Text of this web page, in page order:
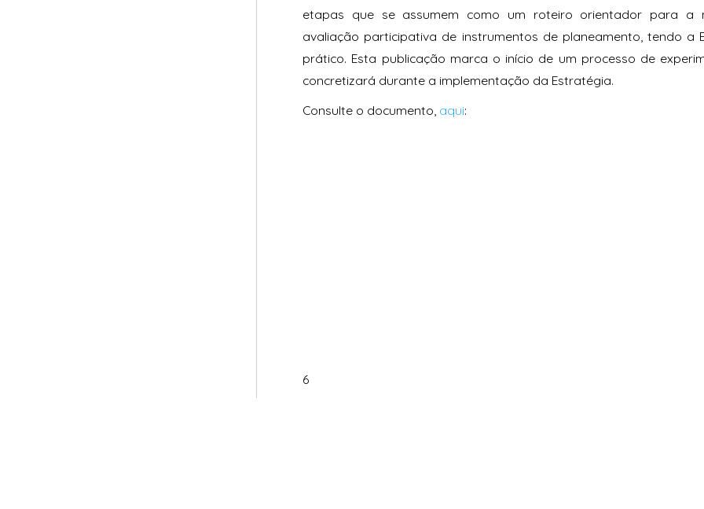
etapas que se assumem como um roteiro orientador para a
avaliação participativa de instrumentos de planeamento, tendo a
prático. Esta publicação marca o início de um processo de
concretizará durante a implementação da Estratégia.
Consulte o documento, aqui:
6